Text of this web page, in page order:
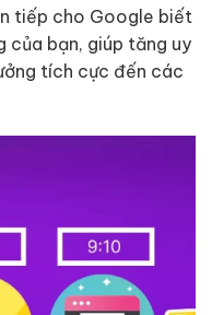
tiếp cho Google biết
của bạn, giúp tăng uy
tích cực đến các